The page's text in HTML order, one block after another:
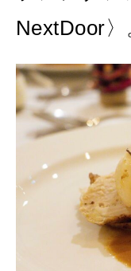
NextDoor〉